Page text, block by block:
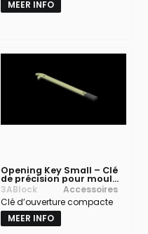
MEER INFO
Opening Key Small – Clé
de précision pour moules
béton
3ABlock
Accessoires
Clé d’ouverture compacte
MEER INFO